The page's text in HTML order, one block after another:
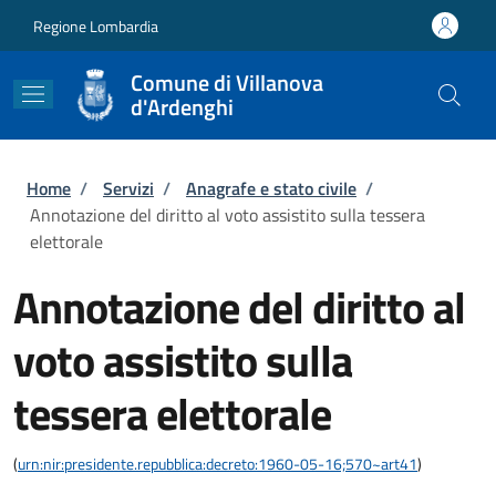
Regione Lombardia
Comune di Villanova
d'Ardenghi
Briciole di pane
Home / Servizi / Anagrafe e stato civile /
Annotazione del diritto al voto assistito sulla tessera
elettorale
Annotazione del diritto al
voto assistito sulla
tessera elettorale
(urn:nir:presidente.repubblica:decreto:1960-05-16;570~art41)